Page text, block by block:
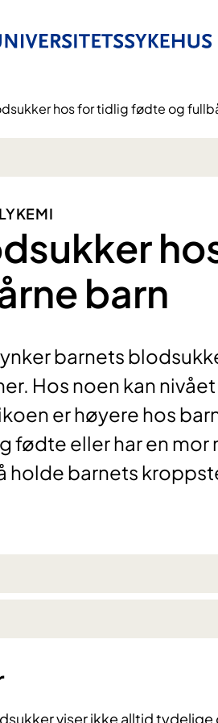
hos for tidlig fødte og
barn
barnets
Hos noen kan
er høyere hos
fødte eller har en
holde barnets
viser ikke alltid